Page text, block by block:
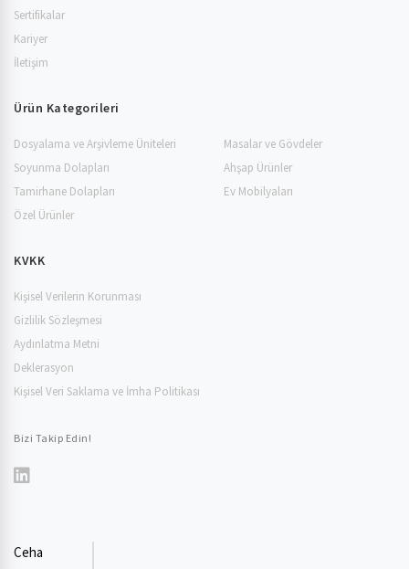
Sertifikalar
Kariyer
İletişim
Ürün Kategorileri
Dosyalama ve Arşivleme Üniteleri
Soyunma Dolapları
Tamirhane Dolapları
Özel Ürünler
Masalar ve Gövdeler
Ahşap Ürünler
Ev Mobilyaları
KVKK
Kişisel Verilerin Korunması
Gizlilik Sözleşmesi
Aydınlatma Metni
Deklerasyon
Kişisel Veri Saklama ve İmha Politikası
Bizi Takip Edin!
Ceha